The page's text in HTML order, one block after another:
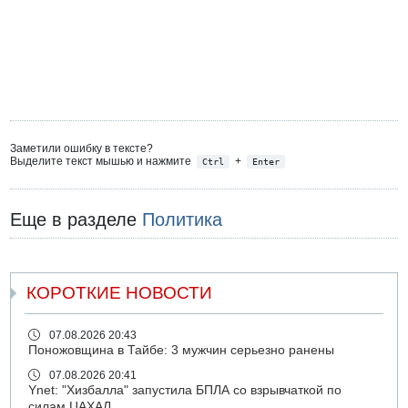
Заметили ошибку в тексте?
Выделите текст мышью и нажмите
Ctrl + Enter
Еще в разделе Политика
КОРОТКИЕ НОВОСТИ
07.08.2026 20:43
Поножовщина в Тайбе: 3 мужчин серьезно ранены
07.08.2026 20:41
Ynet: "Хизбалла" запустила БПЛА со взрывчаткой по